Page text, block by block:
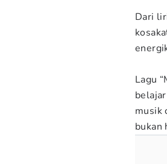
Dari
Lagu
musik
bukan